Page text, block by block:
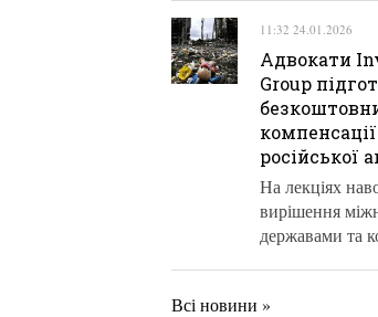
11:32 24.01.2026
Адвокати
Group
російської
На лекціях
вирішення
державами та
Всі новини »